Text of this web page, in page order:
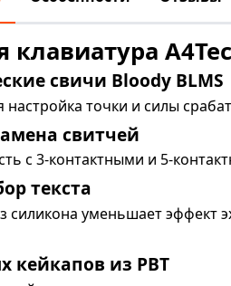
клавиатура
свичи Bloody BLMS
настройка точки и силы
свитчей
с 3-контактными и 5-
текста
силикона уменьшает эффект
кейкапов из PBT